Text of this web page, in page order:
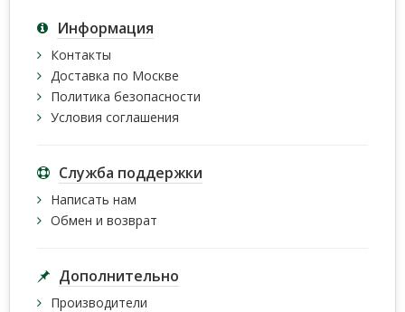
Информация
Контакты
Доставка по Москве
Политика безопасности
Условия соглашения
Служба поддержки
Написать нам
Обмен и возврат
Дополнительно
Производители